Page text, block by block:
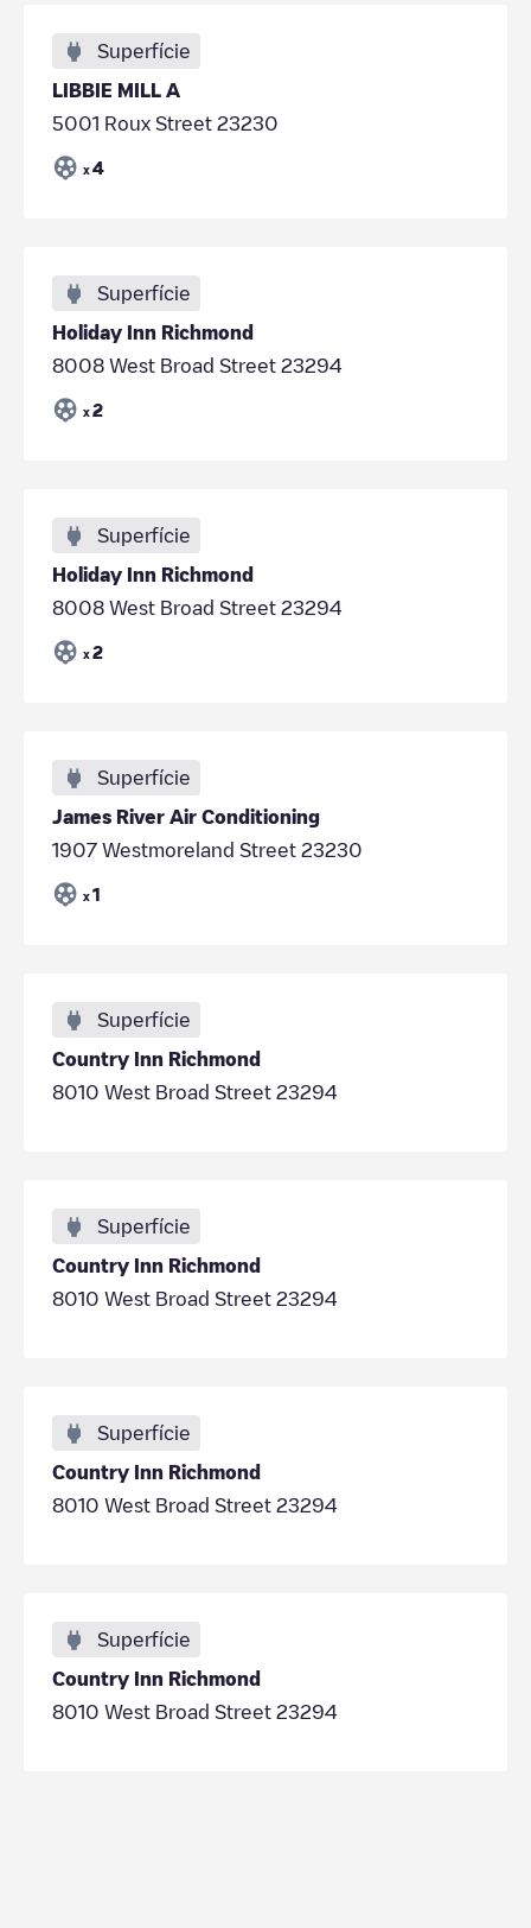
Superfície
LIBBIE MILL A
5001 Roux Street 23230
x 4
Superfície
Holiday Inn Richmond
8008 West Broad Street 23294
x 2
Superfície
Holiday Inn Richmond
8008 West Broad Street 23294
x 2
Superfície
James River Air Conditioning
1907 Westmoreland Street 23230
x 1
Superfície
Country Inn Richmond
8010 West Broad Street 23294
Superfície
Country Inn Richmond
8010 West Broad Street 23294
Superfície
Country Inn Richmond
8010 West Broad Street 23294
Superfície
Country Inn Richmond
8010 West Broad Street 23294